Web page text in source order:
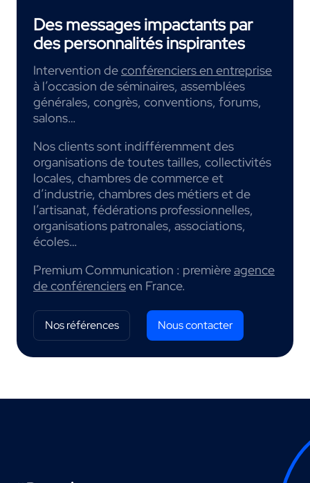
Des messages impactants par
des personnalités inspirantes
Intervention deconférenciers en entreprise
à l’occasion de séminaires, assemblées
générales, congrès, conventions, forums,
salons…
Nos clients sont indifféremment des
organisations de toutes tailles, collectivités
locales, chambres de commerce et
d’industrie, chambres des métiers et de
l’artisanat, fédérations professionnelles,
organisations patronales, associations,
écoles…
Premium Communication : premièreagence
de conférenciersen France.
Nos références Nous contacter